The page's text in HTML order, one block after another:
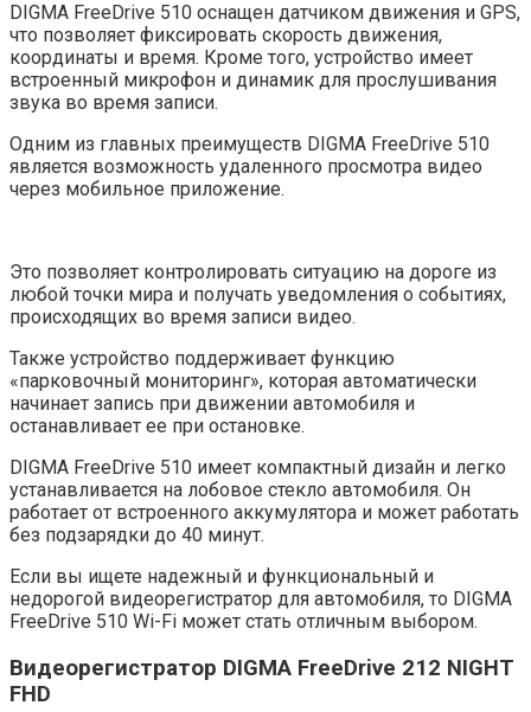
DIGMA FreeDrive 510 оснащен датчиком движения и GPS,
что позволяет фиксировать скорость движения,
координаты и время. Кроме того, устройство имеет
встроенный микрофон и динамик для прослушивания
звука во время записи.
Одним из главных преимуществ DIGMA FreeDrive 510
является возможность удаленного просмотра видео
через мобильное приложение.
Это позволяет контролировать ситуацию на дороге из
любой точки мира и получать уведомления о событиях,
происходящих во время записи видео.
Также устройство поддерживает функцию
«парковочный мониторинг», которая автоматически
начинает запись при движении автомобиля и
останавливает ее при остановке.
DIGMA FreeDrive 510 имеет компактный дизайн и легко
устанавливается на лобовое стекло автомобиля. Он
работает от встроенного аккумулятора и может работать
без подзарядки до 40 минут.
Если вы ищете надежный и функциональный и
недорогой видеорегистратор для автомобиля, то DIGMA
FreeDrive 510 Wi-Fi может стать отличным выбором.
Видеорегистратор DIGMA FreeDrive 212 NIGHT
FHD